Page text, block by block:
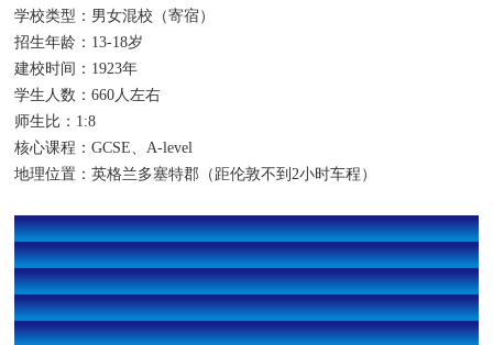
学校类型：男女混校（寄宿）
招生年龄：13-18岁
建校时间：1923年
学生人数：660人左右
师生比：1:8
核心课程：GCSE、A-level
地理位置：英格兰多塞特郡（距伦敦不到2小时车程）
2025年9月，
BE TOP SCHOOLS
英国私校秋季招生峰会即将启幕！
Canford School招生官亲临现场
有机会获得pre- offer！